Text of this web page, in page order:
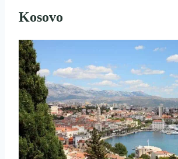
Kosovo